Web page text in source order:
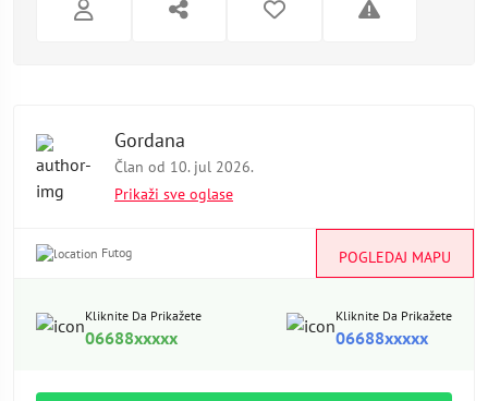
Gordana
Član od 10. jul 2026.
Prikaži sve oglase
POGLEDAJ MAPU
Futog
Kliknite Da Prikažete
06688xxxxx
Kliknite Da Prikažete
06688xxxxx